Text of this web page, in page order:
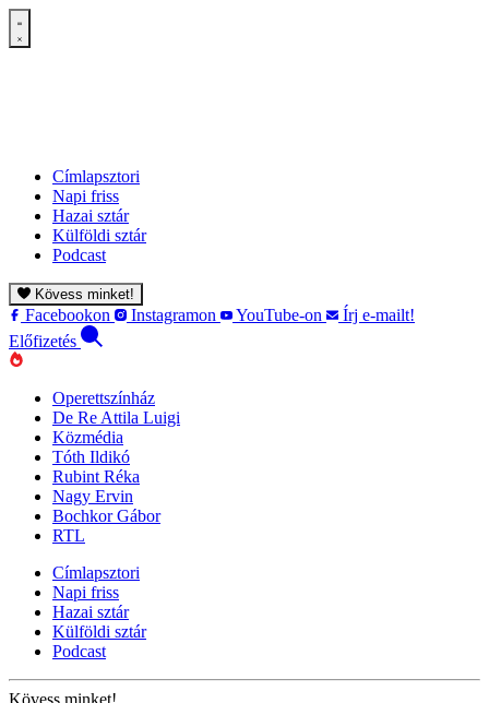
Címlapsztori
Napi friss
Hazai sztár
Külföldi sztár
Podcast
Kövess minket!
Facebookon Instagramon YouTube-on
Írj e-mailt!
Előfizetés
Operettszínház
De Re Attila Luigi
Közmédia
Tóth Ildikó
Rubint Réka
Nagy Ervin
Bochkor Gábor
RTL
Címlapsztori
Napi friss
Hazai sztár
Külföldi sztár
Podcast
Kövess minket!